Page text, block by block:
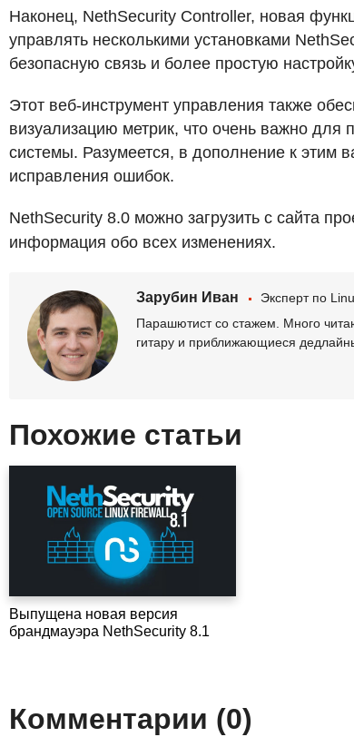
Наконец, NethSecurity Controller, новая
управлять несколькими установками
безопасную связь и более простую
Этот веб-инструмент управления также
визуализацию метрик, что очень важно для
системы. Разумеется, в дополнение к
исправления ошибок.
NethSecurity 8.0 можно загрузить с сайта
информация обо всех изменениях.
Зарубин Иван
Эксперт по
Парашютист со стажем. Много
гитару и приближающиеся
Похожие статьи
Выпущена новая версия
брандмауэра NethSecurity 8.1
Комментарии (0)